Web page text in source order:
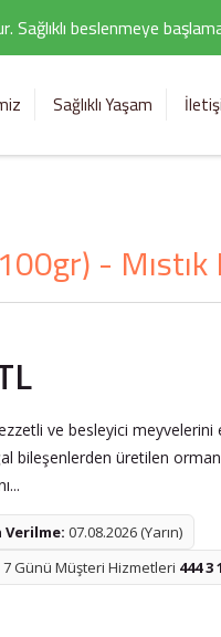
Sağlıklı beslenmeye
Sağlıklı Yaşam
- Mıstık
ve besleyici
bileşenlerden üretilen
Verilme: 07.08.2026 (Yarın)
7 Günü Müşteri Hizmetleri 444 3